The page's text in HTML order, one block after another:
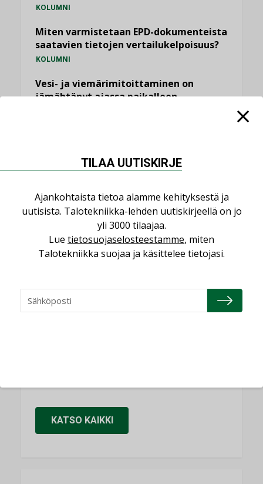
KOLUMNI
Miten varmistetaan EPD-dokumenteista
saatavien tietojen vertailukelpoisuus?
KOLUMNI
Vesi- ja viemärimitoittaminen on
jämähtänyt ajassa paikalleen
NIMITYKSET
Consti
Refair
NIMITYKSET
KATSO KAIKKI
TILAA UUTISKIRJE
Ajankohtaista tietoa alamme kehityksestä ja
uutisista. Talotekniikka-lehden uutiskirjeellä on jo
yli 3000 tilaajaa.
Lue tietosuojaselosteestamme, miten
Talotekniikka suojaa ja käsittelee tietojasi.